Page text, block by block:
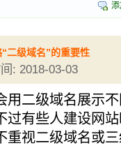
二级域名”的重要性
: 2018-03-03
二级域名展示
过有些人建设网
重视二级域名或